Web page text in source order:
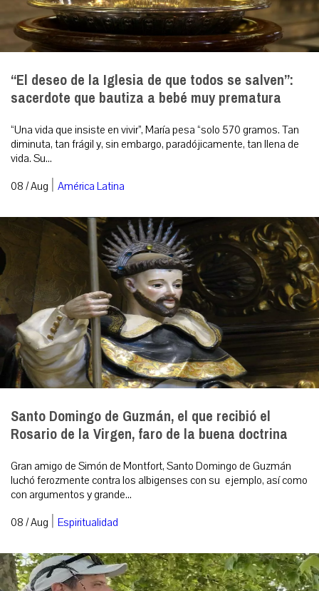
“El deseo de la Iglesia de que todos se salven”:
sacerdote que bautiza a bebé muy prematura
“Una vida que insiste en vivir”, María pesa “solo 570 gramos. Tan
diminuta, tan frágil y, sin embargo, paradójicamente, tan llena de
vida. Su...
08 / Aug | América Latina
Santo Domingo de Guzmán, el que recibió el
Rosario de la Virgen, faro de la buena doctrina
Gran amigo de Simón de Montfort, Santo Domingo de Guzmán
luchó ferozmente contra los albigenses con su ejemplo, así como
con argumentos y grande...
08 / Aug | Espiritualidad